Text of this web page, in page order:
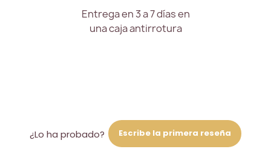
Entrega en 3 a 7 días en
una caja antirrotura
¿Lo ha probado? Escribe la primera reseña